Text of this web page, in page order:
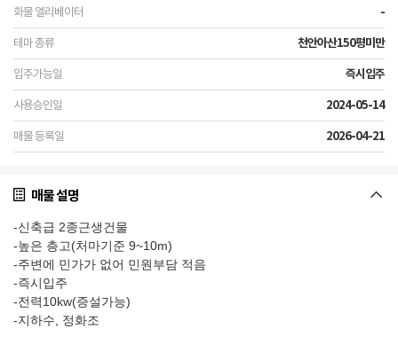
-
천안아산150평미만
즉시입주
2024-05-14
2026-04-21
매물 설명
-신축급 2종근생건물
-높은 층고(처마기준 9~10m)
-주변에 민가가 없어 민원부담 적음
-즉시입주
-전력10kw(증설가능)
-지하수, 정화조